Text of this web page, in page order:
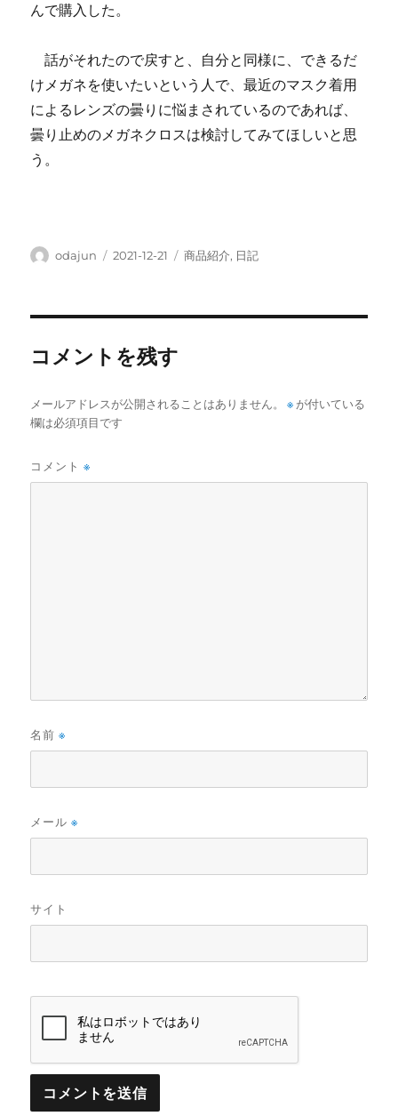
んで購入した。
話がそれたので戻すと、自分と同様に、できるだ
けメガネを使いたいという人で、最近のマスク着用
によるレンズの曇りに悩まされているのであれば、
曇り止めのメガネクロスは検討してみてほしいと思
う。
投
odajun
投
2021-12-21
カ
商品紹介, 日記
コメントを残す
メールアドレスが公開されることはありません。 ※ が付いている
欄は必須項目です
コメント※
名前※
メール※
サイト